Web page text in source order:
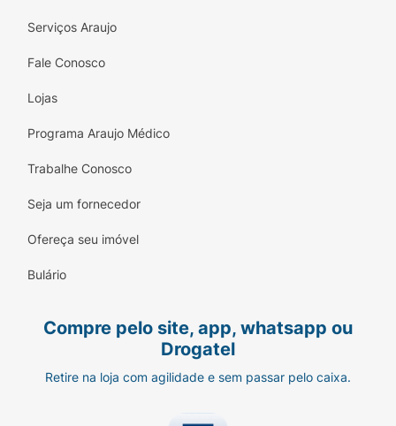
Serviços Araujo
Fale Conosco
Lojas
Programa Araujo Médico
Trabalhe Conosco
Seja um fornecedor
Ofereça seu imóvel
Bulário
Compre pelo site, app, whatsapp ou
Drogatel
Retire na loja com agilidade e sem passar pelo caixa.